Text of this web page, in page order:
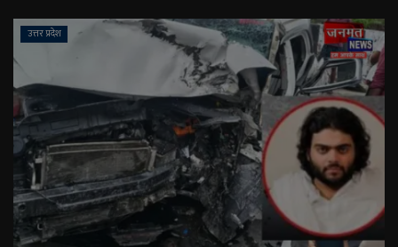
उत्तर प्रदेश